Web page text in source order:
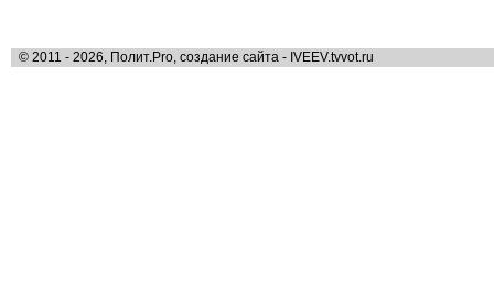
© 2011 - 2026, Полит.Pro, создание сайта - IVEEV.tvvot.ru